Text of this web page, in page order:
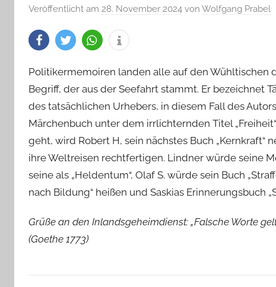
Veröffentlicht am 28. November 2024 von Wolfgang Prabel
Politikermemoiren landen alle auf den Wühltischen
Begriff, der aus der Seefahrt stammt. Er bezeichnet
des tatsächlichen Urhebers, in diesem Fall des
Märchenbuch unter dem irrlichternden Titel
geht, wird Robert H, sein nächstes Buch „Kernkraft“
ihre Weltreisen rechtfertigen. Lindner würde seine
seine als „Heldentum“, Olaf S. würde sein Buch
nach Bildung“ heißen und Saskias Erinnerungsbuch
Grüße an den Inlandsgeheimdienst: „Falsche Worte
(Goethe 1773)